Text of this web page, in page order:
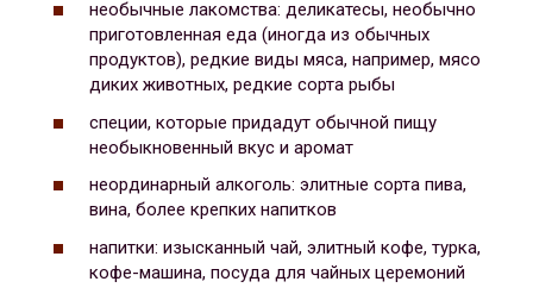
необычные лакомства: деликатесы, необычно
приготовленная еда (иногда из обычных
продуктов), редкие виды мяса, например, мясо
диких животных, редкие сорта рыбы
специи, которые придадут обычной пищу
необыкновенный вкус и аромат
неординарный алкоголь: элитные сорта пива,
вина, более крепких напитков
напитки: изысканный чай, элитный кофе, турка,
кофе-машина, посуда для чайных церемоний